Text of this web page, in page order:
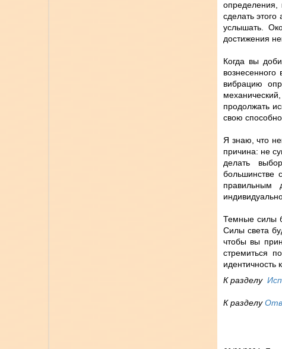
определения,
сделать
услышать.
достижения
Когда вы
вибрацию
продолжать
свою
Я знаю, что
причина: не
делать
большинстве
правильным
Темные силы
Силы света
чтобы вы
стремиться
идентичность
К разделу
К разделу